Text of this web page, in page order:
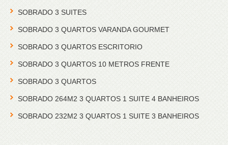
SOBRADO 3 SUITES
SOBRADO 3 QUARTOS VARANDA GOURMET
SOBRADO 3 QUARTOS ESCRITORIO
SOBRADO 3 QUARTOS 10 METROS FRENTE
SOBRADO 3 QUARTOS
SOBRADO 264M2 3 QUARTOS 1 SUITE 4 BANHEIROS
SOBRADO 232M2 3 QUARTOS 1 SUITE 3 BANHEIROS